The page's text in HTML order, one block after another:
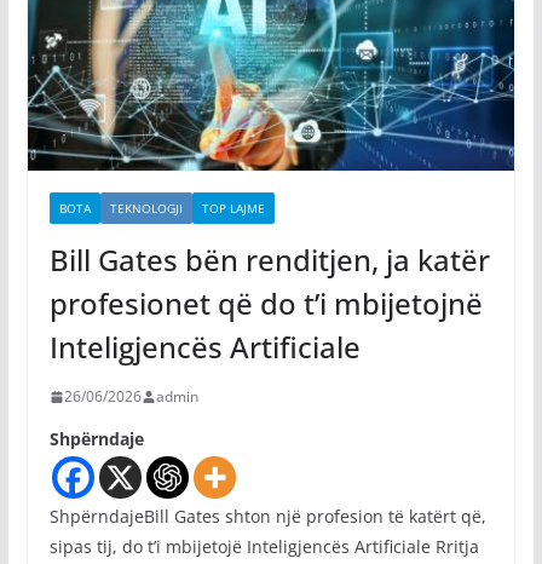
BOTA TEKNOLOGJI TOP LAJME
Bill Gates bën renditjen, ja katër
profesionet që do t’i mbijetojnë
Inteligjencës Artificiale
26/06/2026 admin
Shpërndaje
ShpërndajeBill Gates shton një profesion të katërt që,
sipas tij, do t’i mbijetojë Inteligjencës Artificiale Rritja